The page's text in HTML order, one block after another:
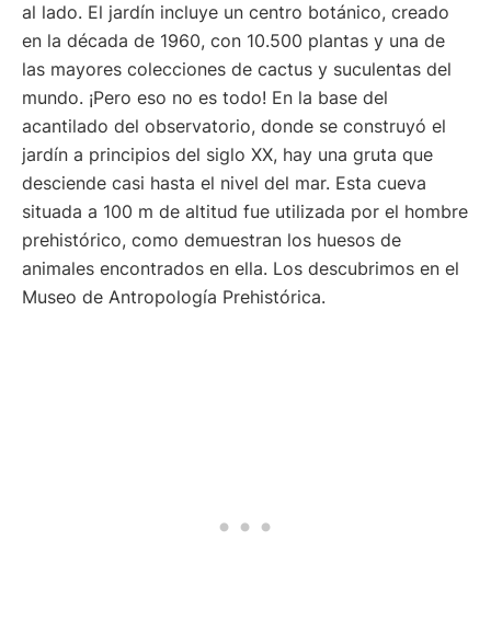
al lado. El jardín incluye un centro botánico, creado
en la década de 1960, con 10.500 plantas y una de
las mayores colecciones de cactus y suculentas del
mundo. ¡Pero eso no es todo! En la base del
acantilado del observatorio, donde se construyó el
jardín a principios del siglo XX, hay una gruta que
desciende casi hasta el nivel del mar. Esta cueva
situada a 100 m de altitud fue utilizada por el hombre
prehistórico, como demuestran los huesos de
animales encontrados en ella. Los descubrimos en el
Museo de Antropología Prehistórica.